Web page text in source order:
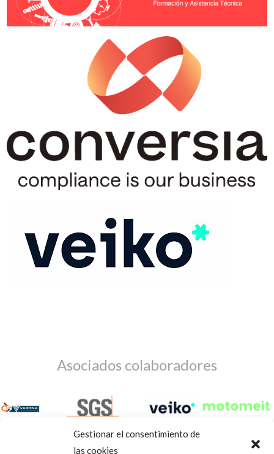
Gestionar el consentimiento de
las cookies
Asociados colaboradores